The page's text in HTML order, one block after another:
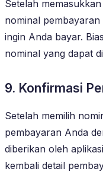
Setelah
nominal
ingin Anda bayar.
nominal yang dapat
9. Konfirmasi
Setelah memilih
pembayaran Anda
diberikan oleh
kembali detail